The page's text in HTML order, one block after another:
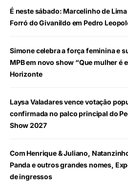
É neste sábado: Marcelinho de
Forró do Givanildo em Pedro
Simone celebra a força feminina e
MPB em novo show “Que mulher é
Horizonte
Laysa Valadares vence votação
confirmada no palco principal do
Show 2027
Com Henrique & Juliano,
Panda e outros grandes nomes,
de ingressos